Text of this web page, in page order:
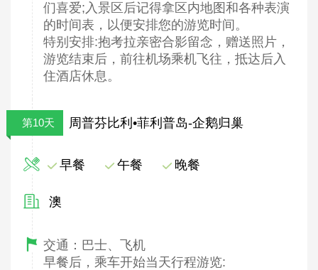
们喜爱;入景区后记得拿区内地图和各种表演
的时间表，以便安排您的游览时间。
特别安排:抱考拉亲密合影留念，赠送照片，
游览结束后，前往机场乘机飞往，抵达后入
住酒店休息。
第10天 周普芬比利•菲利普岛-企鹅归巢
早餐 午餐 晚餐
澳
交通：巴士、飞机
早餐后，乘车开始当天行程游览: